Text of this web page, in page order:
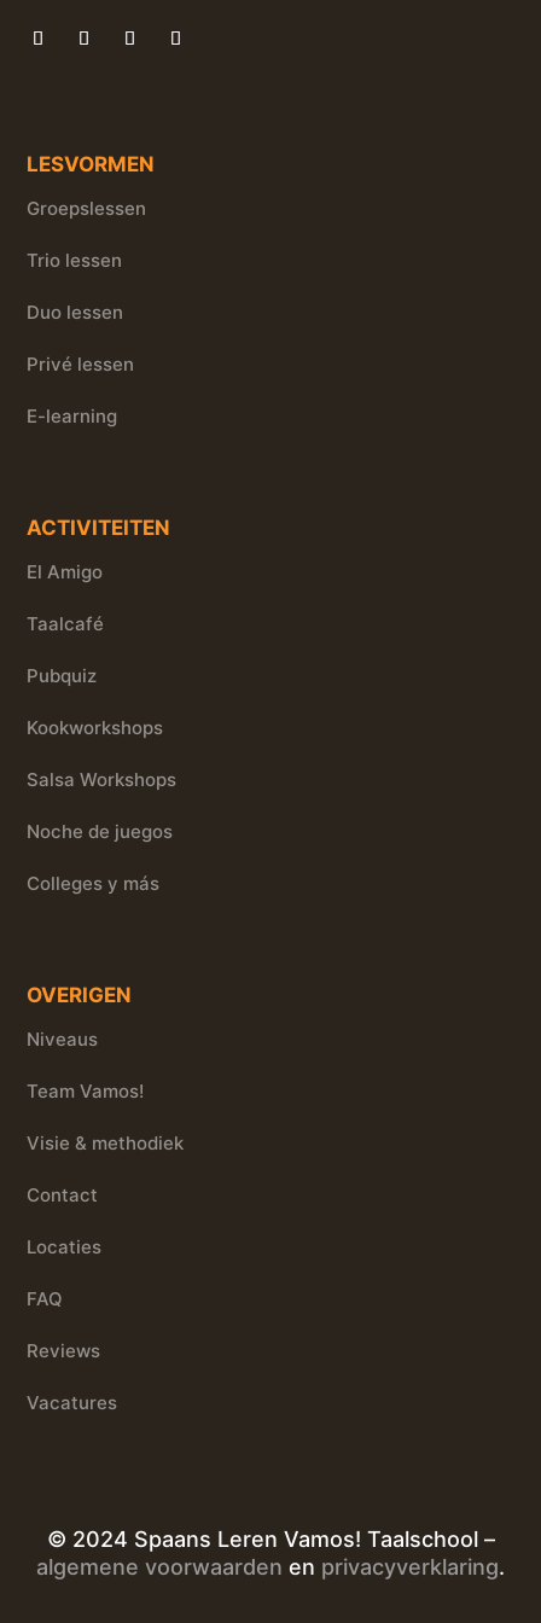
LESVORMEN
Groepslessen
Trio lessen
Duo lessen
Privé lessen
E-learning
ACTIVITEITEN
El Amigo
Taalcafé
Pubquiz
Kookworkshops
Salsa Workshops
Noche de juegos
Colleges y más
OVERIGEN
Niveaus
Team Vamos!
Visie & methodiek
Contact
Locaties
FAQ
Reviews
Vacatures
© 2024 Spaans Leren Vamos! Taalschool –
algemene voorwaarden en privacyverklaring.